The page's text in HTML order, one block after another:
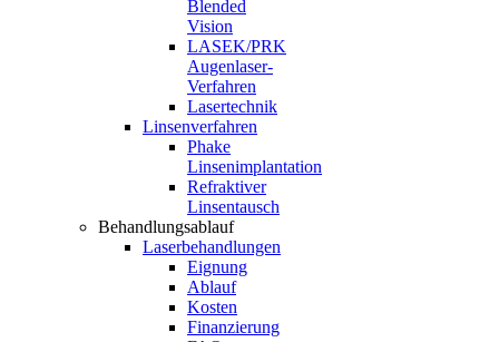
Blended
Vision
LASEK/PRK
Augenlaser-
Verfahren
Lasertechnik
Linsenverfahren
Phake
Linsenimplantation
Refraktiver
Linsentausch
Behandlungsablauf
Laserbehandlungen
Eignung
Ablauf
Kosten
Finanzierung